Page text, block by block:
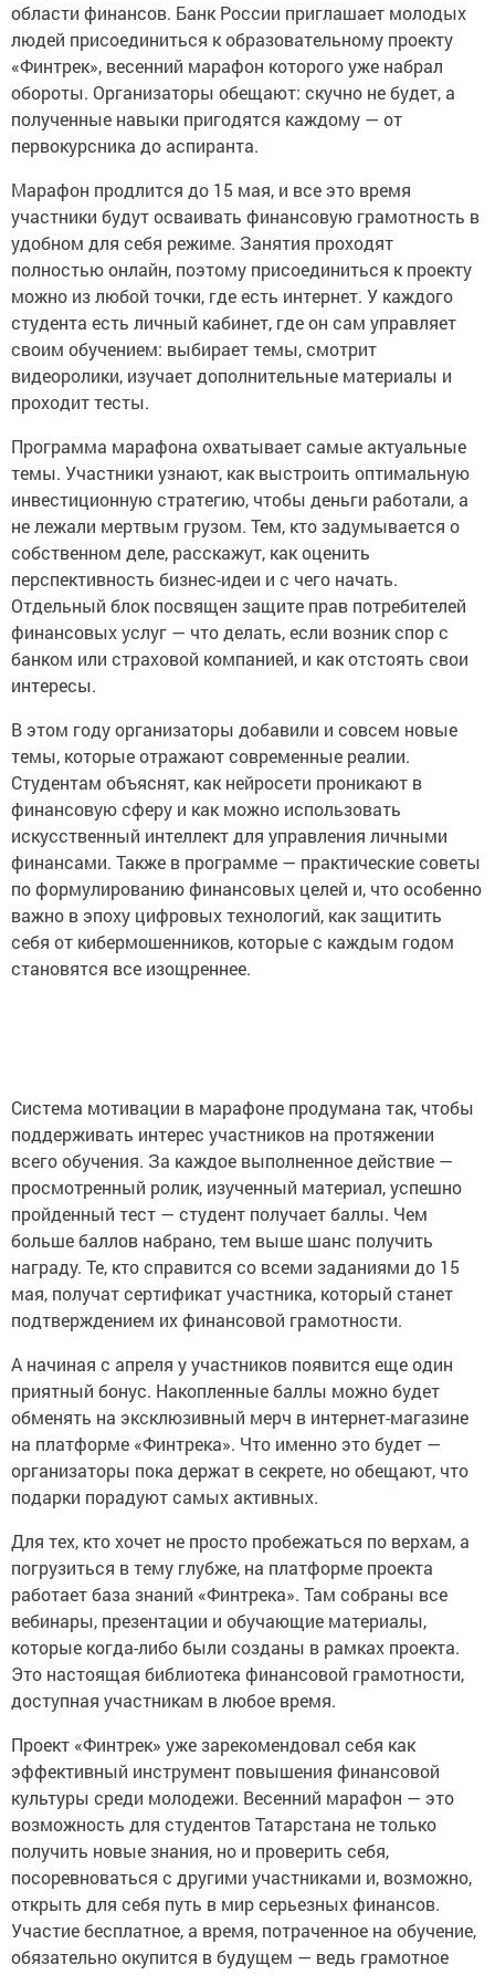
области финансов. Банк России приглашает молодых
людей присоединиться к образовательному проекту
«Финтрек», весенний марафон которого уже набрал
обороты. Организаторы обещают: скучно не будет, а
полученные навыки пригодятся каждому — от
первокурсника до аспиранта.
Марафон продлится до 15 мая, и все это время
участники будут осваивать финансовую грамотность в
удобном для себя режиме. Занятия проходят
полностью онлайн, поэтому присоединиться к проекту
можно из любой точки, где есть интернет. У каждого
студента есть личный кабинет, где он сам управляет
своим обучением: выбирает темы, смотрит
видеоролики, изучает дополнительные материалы и
проходит тесты.
Программа марафона охватывает самые актуальные
темы. Участники узнают, как выстроить оптимальную
инвестиционную стратегию, чтобы деньги работали, а
не лежали мертвым грузом. Тем, кто задумывается о
собственном деле, расскажут, как оценить
перспективность бизнес-идеи и с чего начать.
Отдельный блок посвящен защите прав потребителей
финансовых услуг — что делать, если возник спор с
банком или страховой компанией, и как отстоять свои
интересы.
В этом году организаторы добавили и совсем новые
темы, которые отражают современные реалии.
Студентам объяснят, как нейросети проникают в
финансовую сферу и как можно использовать
искусственный интеллект для управления личными
финансами. Также в программе — практические советы
по формулированию финансовых целей и, что особенно
важно в эпоху цифровых технологий, как защитить
себя от кибермошенников, которые с каждым годом
становятся все изощреннее.
Система мотивации в марафоне продумана так, чтобы
поддерживать интерес участников на протяжении
всего обучения. За каждое выполненное действие —
просмотренный ролик, изученный материал, успешно
пройденный тест — студент получает баллы. Чем
больше баллов набрано, тем выше шанс получить
награду. Те, кто справится со всеми заданиями до 15
мая, получат сертификат участника, который станет
подтверждением их финансовой грамотности.
А начиная с апреля у участников появится еще один
приятный бонус. Накопленные баллы можно будет
обменять на эксклюзивный мерч в интернет-магазине
на платформе «Финтрека». Что именно это будет —
организаторы пока держат в секрете, но обещают, что
подарки порадуют самых активных.
Для тех, кто хочет не просто пробежаться по верхам, а
погрузиться в тему глубже, на платформе проекта
работает база знаний «Финтрека». Там собраны все
вебинары, презентации и обучающие материалы,
которые когда-либо были созданы в рамках проекта.
Это настоящая библиотека финансовой грамотности,
доступная участникам в любое время.
Проект «Финтрек» уже зарекомендовал себя как
эффективный инструмент повышения финансовой
культуры среди молодежи. Весенний марафон — это
возможность для студентов Татарстана не только
получить новые знания, но и проверить себя,
посоревноваться с другими участниками и, возможно,
открыть для себя путь в мир серьезных финансов.
Участие бесплатное, а время, потраченное на обучение,
обязательно окупится в будущем — ведь грамотное